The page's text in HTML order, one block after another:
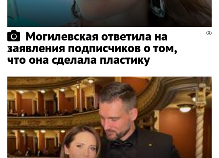
Могилевская ответила на
заявления подписчиков о том,
что она сделала пластику